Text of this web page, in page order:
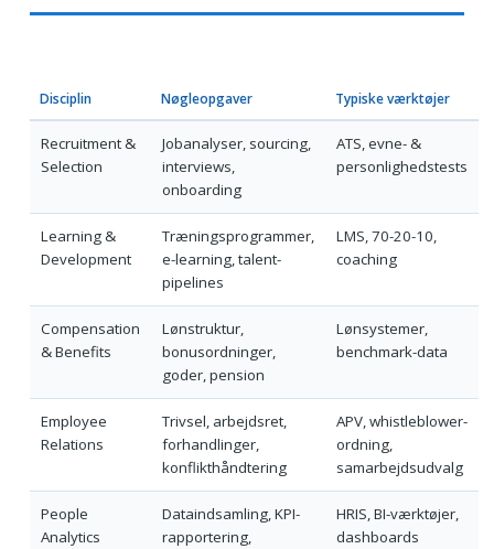
Disciplin Nøgleopgaver Typiske værktøjer
Recruitment &
Selection
Jobanalyser, sourcing,
interviews,
onboarding
ATS, evne- &
personlighedstests
Learning &
Development
Træningsprogrammer,
e-learning, talent-
pipelines
LMS, 70-20-10,
coaching
Compensation
& Benefits
Lønstruktur,
bonusordninger,
goder, pension
Lønsystemer,
benchmark-data
Employee
Relations
Trivsel, arbejdsret,
forhandlinger,
konflikthåndtering
APV, whistleblower-
ordning,
samarbejdsudvalg
People
Analytics
Dataindsamling, KPI-
rapportering,
HRIS, BI-værktøjer,
dashboards